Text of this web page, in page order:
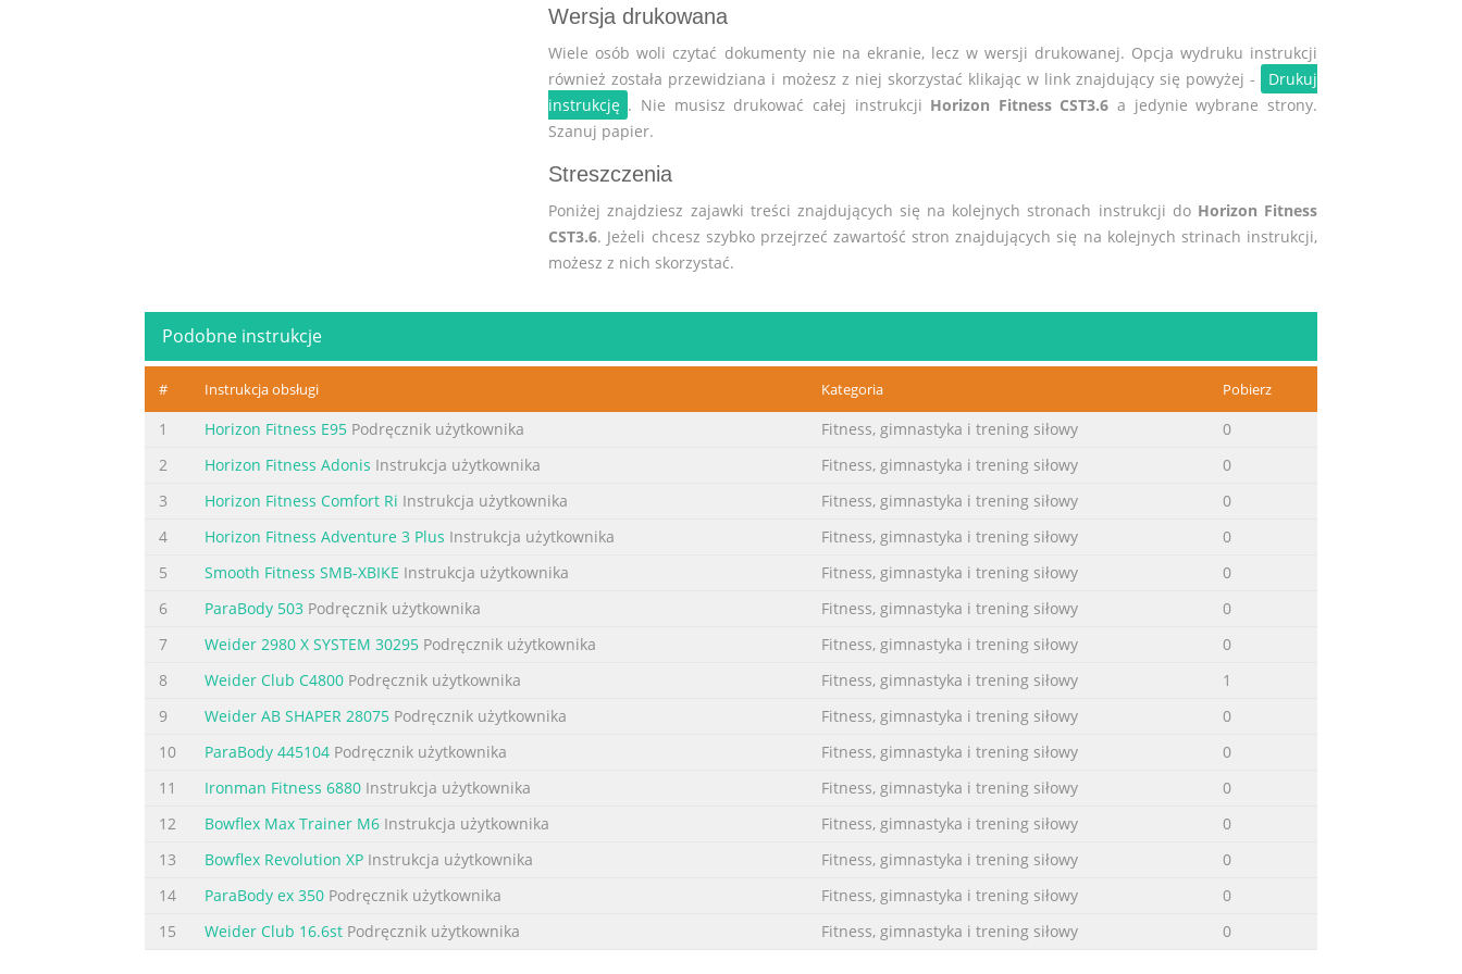
Wersja drukowana
Wiele osób woli czytać dokumenty nie na ekranie, lecz w wersji drukowanej. Opcja wydruku instrukcji
również została przewidziana i możesz z niej skorzystać klikając w link znajdujący się powyżej -
Drukuj
instrukcję . Nie musisz drukować całej instrukcji Horizon Fitness CST3.6 a jedynie wybrane strony.
Szanuj papier.
Streszczenia
Poniżej znajdziesz zajawki treści znajdujących się na kolejnych stronach instrukcji do Horizon Fitness
CST3.6. Jeżeli chcesz szybko przejrzeć zawartość stron znajdujących się na kolejnych strinach instrukcji,
możesz z nich skorzystać.
Podobne instrukcje
# Instrukcja obsługi Kategoria Pobierz
1 Horizon Fitness E95 Podręcznik użytkownika Fitness, gimnastyka i trening siłowy
0
2
Horizon Fitness Adonis Instrukcja użytkownika Fitness, gimnastyka i trening siłowy
0
3
Horizon Fitness Comfort Ri Instrukcja użytkownika Fitness, gimnastyka i trening siłowy
0
4
Horizon Fitness Adventure 3 Plus Instrukcja użytkownika Fitness, gimnastyka i trening siłowy
0
5
Smooth Fitness SMB-XBIKE Instrukcja użytkownika Fitness, gimnastyka i trening siłowy
0
6
ParaBody 503 Podręcznik użytkownika Fitness, gimnastyka i trening siłowy
0
7
Weider 2980 X SYSTEM 30295 Podręcznik użytkownika Fitness, gimnastyka i trening siłowy
0
8
Weider Club C4800 Podręcznik użytkownika Fitness, gimnastyka i trening siłowy
1
9
Weider AB SHAPER 28075 Podręcznik użytkownika Fitness, gimnastyka i trening siłowy
0
10
ParaBody 445104 Podręcznik użytkownika Fitness, gimnastyka i trening siłowy
0
11
Ironman Fitness 6880 Instrukcja użytkownika Fitness, gimnastyka i trening siłowy
0
12
Bowflex Max Trainer M6 Instrukcja użytkownika Fitness, gimnastyka i trening siłowy
0
13
Bowflex Revolution XP Instrukcja użytkownika Fitness, gimnastyka i trening siłowy
0
14
ParaBody ex 350 Podręcznik użytkownika Fitness, gimnastyka i trening siłowy
0
15
Weider Club 16.6st Podręcznik użytkownika Fitness, gimnastyka i trening siłowy 0